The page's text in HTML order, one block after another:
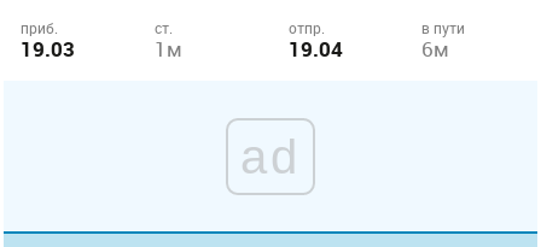
приб.
19.03
ст.
1м
отпр.
19.04
в пути
6м
ad